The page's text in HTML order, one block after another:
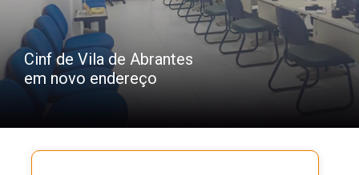
Cinf de Vila de Abrantes
em novo endereço